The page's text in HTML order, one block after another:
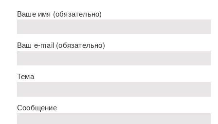
Ваше имя (обязательно)
Ваш e-mail (обязательно)
Тема
Сообщение